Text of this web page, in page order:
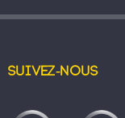
Suivez-nous